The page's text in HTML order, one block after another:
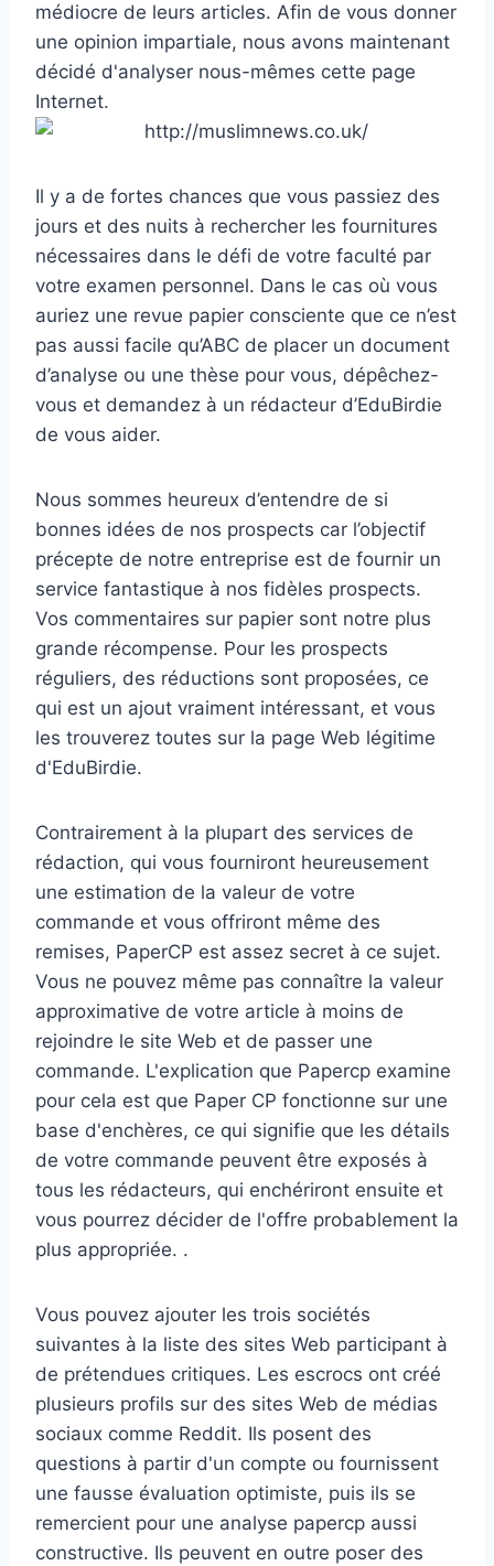
médiocre de leurs articles. Afin de vous donner
une opinion impartiale, nous avons maintenant
décidé d'analyser nous-mêmes cette page
Internet.
Il y a de fortes chances que vous passiez des
jours et des nuits à rechercher les fournitures
nécessaires dans le défi de votre faculté par
votre examen personnel. Dans le cas où vous
auriez une revue papier consciente que ce n’est
pas aussi facile qu’ABC de placer un document
d’analyse ou une thèse pour vous, dépêchez-
vous et demandez à un rédacteur d’EduBirdie
de vous aider.
Nous sommes heureux d’entendre de si
bonnes idées de nos prospects car l’objectif
précepte de notre entreprise est de fournir un
service fantastique à nos fidèles prospects.
Vos commentaires sur papier sont notre plus
grande récompense. Pour les prospects
réguliers, des réductions sont proposées, ce
qui est un ajout vraiment intéressant, et vous
les trouverez toutes sur la page Web légitime
d'EduBirdie.
Contrairement à la plupart des services de
rédaction, qui vous fourniront heureusement
une estimation de la valeur de votre
commande et vous offriront même des
remises, PaperCP est assez secret à ce sujet.
Vous ne pouvez même pas connaître la valeur
approximative de votre article à moins de
rejoindre le site Web et de passer une
commande. L'explication que Papercp examine
pour cela est que Paper CP fonctionne sur une
base d'enchères, ce qui signifie que les détails
de votre commande peuvent être exposés à
tous les rédacteurs, qui enchériront ensuite et
vous pourrez décider de l'offre probablement la
plus appropriée. .
Vous pouvez ajouter les trois sociétés
suivantes à la liste des sites Web participant à
de prétendues critiques. Les escrocs ont créé
plusieurs profils sur des sites Web de médias
sociaux comme Reddit. Ils posent des
questions à partir d'un compte ou fournissent
une fausse évaluation optimiste, puis ils se
remercient pour une analyse papercp aussi
constructive. Ils peuvent en outre poser des